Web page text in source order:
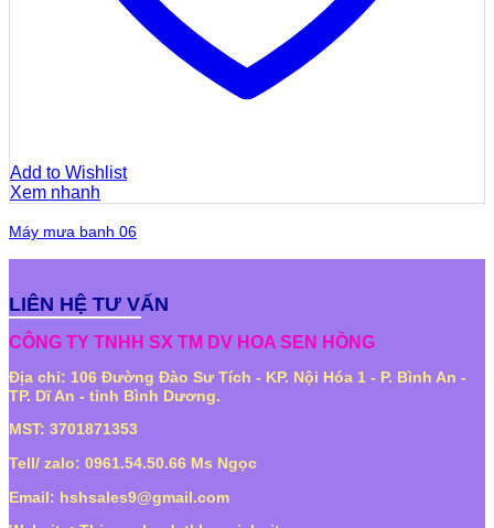
Add to Wishlist
Xem nhanh
Máy mưa banh 06
LIÊN HỆ TƯ VẤN
CÔNG TY TNHH SX TM DV HOA SEN HỒNG
Địa chỉ: 106 Đường Đào Sư Tích - KP. Nội Hóa 1 - P. Bình An -
TP. Dĩ An - tỉnh Bình Dương.
MST: 3701871353
Tell/ zalo: 0961.54.50.66 Ms Ngọc
Email: hshsales9@gmail.com